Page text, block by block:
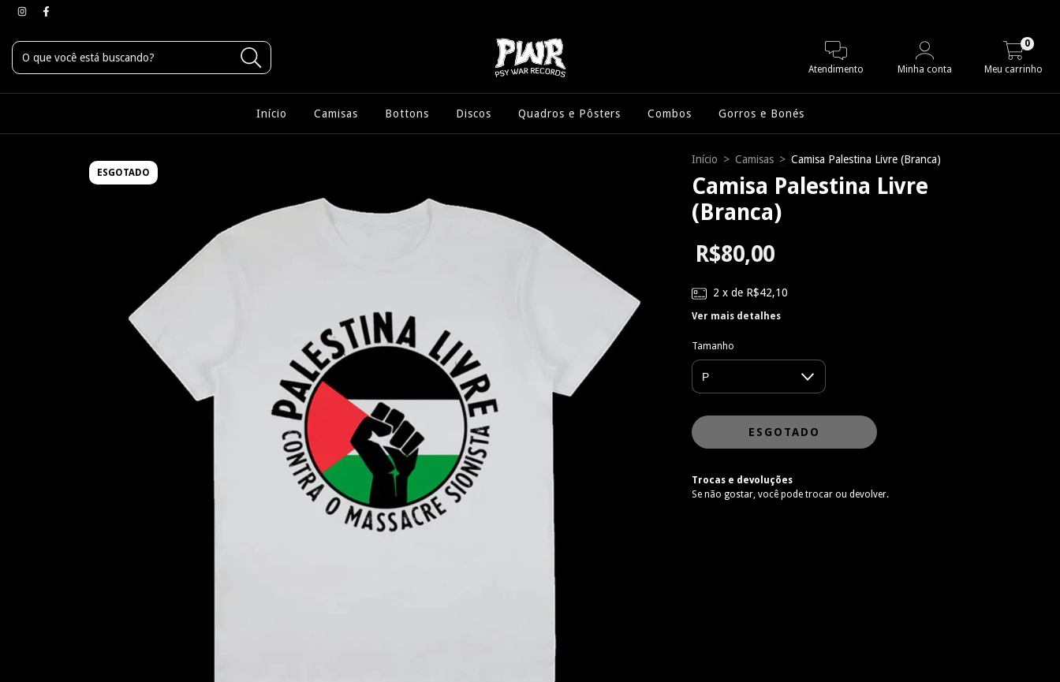
Atendimento Minha conta Meu carrinho
0
Início Camisas Bottons Discos Quadros e Pôsters Combos Gorros e Bonés
ESGOTADO
Início > Camisas > Camisa Palestina Livre (Branca)
Camisa Palestina Livre
(Branca)
R$80,00
2 x de R$42,10
Ver mais detalhes
Tamanho
Trocas e devoluções
Se não gostar, você pode trocar ou devolver.